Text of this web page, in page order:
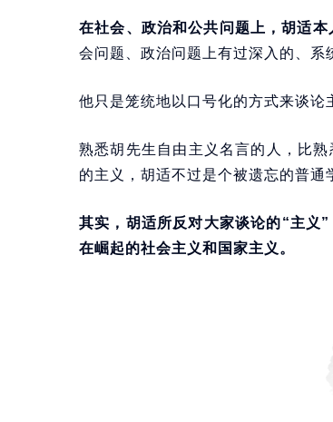
在社会、政治和公共问题上，胡适
会问题、政治问题上有过深入的、系
他只是笼统地以口号化的方式来谈论
熟悉胡先生自由主义名言的人，比
的主义，胡适不过是个被遗忘的普通
其实，胡适所反对大家谈论的“主义
在崛起的社会主义和国家主义。